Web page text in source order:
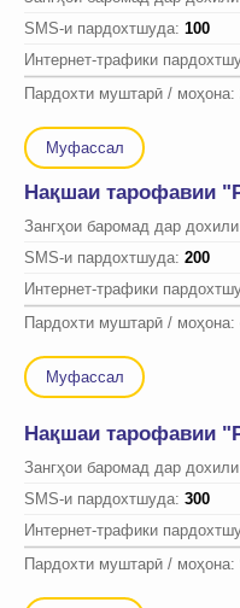
SMS-и пардохтшуда: 100
Интернет-трафики
Пардохти муштарӣ / моҳона:
Муфассал
Нақшаи тарофавии
Зангҳои баромад дар
SMS-и пардохтшуда: 200
Интернет-трафики
Пардохти муштарӣ / моҳона:
Муфассал
Нақшаи тарофавии
Зангҳои баромад дар
SMS-и пардохтшуда: 300
Интернет-трафики
Пардохти муштарӣ / моҳона: